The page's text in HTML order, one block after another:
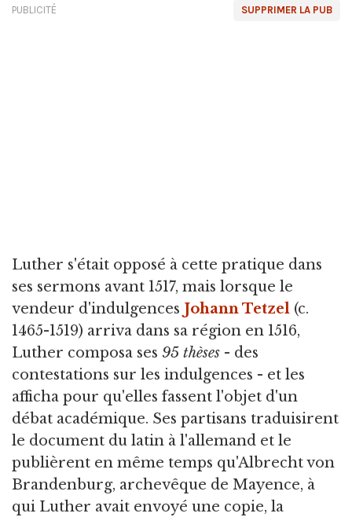
SUPPRIMER LA PUB
PUBLICITÉ
Luther s'était opposé à cette pratique dans
ses sermons avant 1517, mais lorsque le
vendeur d'indulgences Johann Tetzel (c.
1465-1519) arriva dans sa région en 1516,
Luther composa ses 95 thèses - des
contestations sur les indulgences - et les
afficha pour qu'elles fassent l'objet d'un
débat académique. Ses partisans traduisirent
le document du latin à l'allemand et le
publièrent en même temps qu'Albrecht von
Brandenburg, archevêque de Mayence, à
qui Luther avait envoyé une copie, la